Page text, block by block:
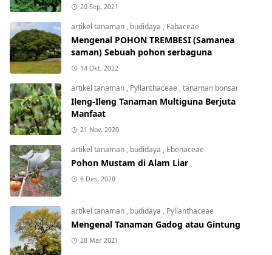
20 Sep, 2021
artikel tanaman , budidaya , Fabaceae
Mengenal POHON TREMBESI (Samanea
saman) Sebuah pohon serbaguna
14 Okt, 2022
artikel tanaman , Pyllanthaceae ,tanaman bonsai
Ileng-Ileng Tanaman Multiguna Berjuta
Manfaat
21 Nov, 2020
artikel tanaman , budidaya , Ebenaceae
Pohon Mustam di Alam Liar
6 Des, 2020
artikel tanaman , budidaya , Pyllanthaceae
Mengenal Tanaman Gadog atau Gintung
28 Mar, 2021